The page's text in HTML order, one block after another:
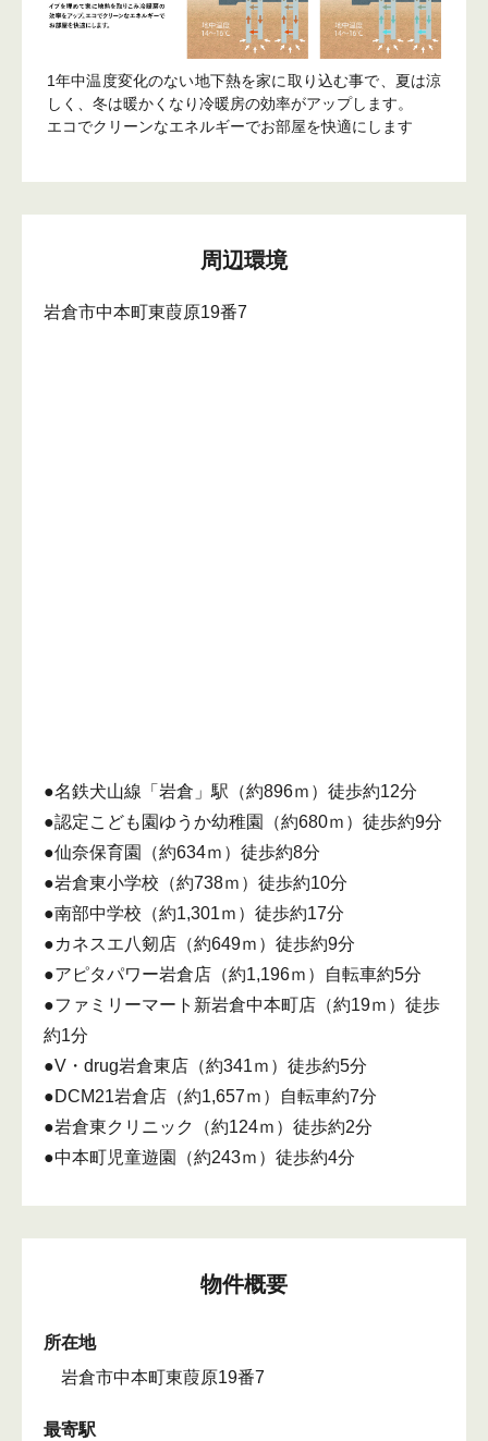
1年中温度変化のない地下熱を家に取り込む事で、夏は涼
しく、冬は暖かくなり冷暖房の効率がアップします。
エコでクリーンなエネルギーでお部屋を快適にします
周辺環境
岩倉市中本町東葭原19番7
●名鉄犬山線「岩倉」駅（約896ｍ）徒歩約12分
●認定こども園ゆうか幼稚園（約680ｍ）徒歩約9分
●仙奈保育園（約634ｍ）徒歩約8分
●岩倉東小学校（約738ｍ）徒歩約10分
●南部中学校（約1,301ｍ）徒歩約17分
●カネスエ八剱店（約649ｍ）徒歩約9分
●アピタパワー岩倉店（約1,196ｍ）自転車約5分
●ファミリーマート新岩倉中本町店（約19ｍ）徒歩
約1分
●V・drug岩倉東店（約341ｍ）徒歩約5分
●DCM21岩倉店（約1,657ｍ）自転車約7分
●岩倉東クリニック（約124ｍ）徒歩約2分
●中本町児童遊園（約243ｍ）徒歩約4分
物件概要
所在地
岩倉市中本町東葭原19番7
最寄駅